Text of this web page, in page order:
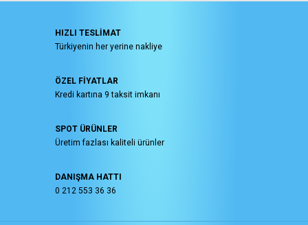
HIZLI TESLİMAT
Türkiyenin her yerine nakliye
ÖZEL FİYATLAR
Kredi kartına 9 taksit imkanı
SPOT ÜRÜNLER
Üretim fazlası kaliteli ürünler
DANIŞMA HATTI
0 212 553 36 36